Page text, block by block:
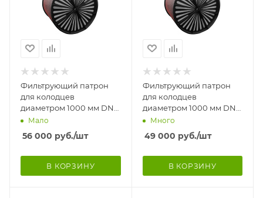
Фильтрующий патрон
для колодцев
диаметром 1000 мм DN-
920 мм, Н-1200 мм.
Патрон комплектуется
полимер
Мало
56 000 руб./шт
В КОРЗИНУ
Фильтрующий патрон
для колодцев
диаметром 1000 мм DN-
920 мм, Н-900 мм.
Патрон комплектуется
полимерн
Много
49 000 руб./шт
В КОРЗИНУ